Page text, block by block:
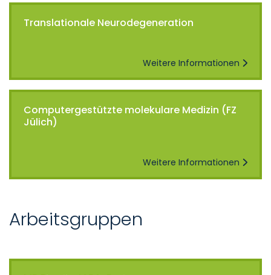
Translationale Neurodegeneration
Weitere Informationen
Computergestützte molekulare Medizin (FZ
Jülich)
Weitere Informationen
Arbeitsgruppen